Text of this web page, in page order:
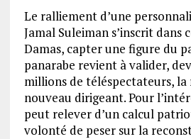
Le ralliement d’une
Jamal Suleiman s’inscrit dans
Damas, capter une figure du
panarabe revient à valider,
millions de téléspectateurs,
nouveau dirigeant. Pour
peut relever d’un calcul
volonté de peser sur la